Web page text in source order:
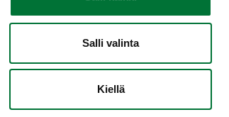
Salli valinta
Kiellä